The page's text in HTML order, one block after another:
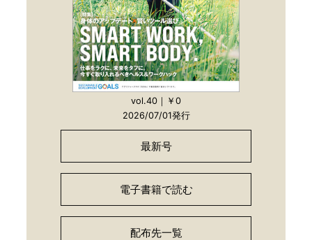
vol.40｜￥0
2026/07/01発行
最新号
電子書籍で読む
配布先一覧